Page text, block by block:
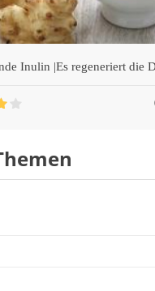
Inulin |Es regeneriert die